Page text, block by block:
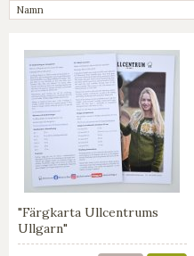
"Färgkarta Ullcentrums
Ullgarn"